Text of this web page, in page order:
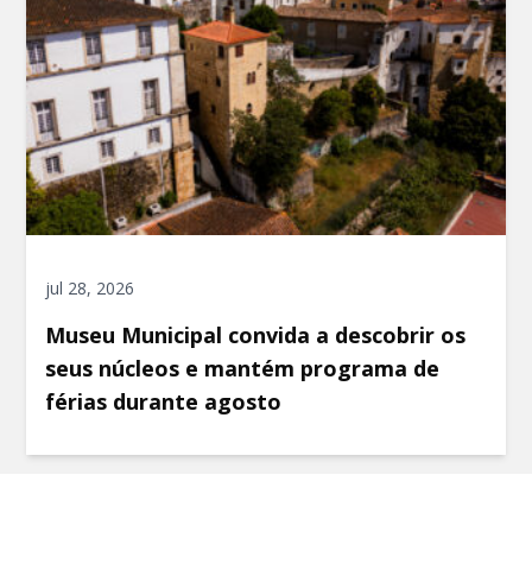
jul 28, 2026
Museu Municipal convida a descobrir os
seus núcleos e mantém programa de
férias durante agosto